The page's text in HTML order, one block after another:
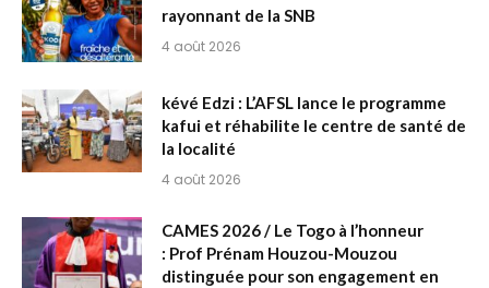
rayonnant de la SNB
4 août 2026
kévé Edzi : L’AFSL lance le programme
kafui et réhabilite le centre de santé de
la localité
4 août 2026
CAMES 2026 / Le Togo à l’honneur
: Prof Prénam Houzou-Mouzou
distinguée pour son engagement en